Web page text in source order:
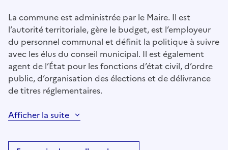
La commune est administrée par le Maire. Il est
l’autorité territoriale, gère le budget, est l’employeur
du personnel communal et définit la politique à suivre
avec les élus du conseil municipal. Il est également
agent de l’État pour les fonctions d’état civil, d’ordre
public, d’organisation des élections et de délivrance
de titres réglementaires.
Afficher la suite